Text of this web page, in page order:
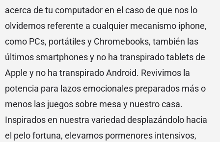
acerca de tu computador en el caso de que nos lo
olvidemos referente a cualquier mecanismo iphone,
como PCs, portátiles y Chromebooks, también las
últimos smartphones y no ha transpirado tablets de
Apple y no ha transpirado Android. Revivimos la
potencia para lazos emocionales preparados más o
menos las juegos sobre mesa y nuestro casa.
Inspirados en nuestra variedad desplazándolo hacia
el pelo fortuna, elevamos pormenores intensivos,